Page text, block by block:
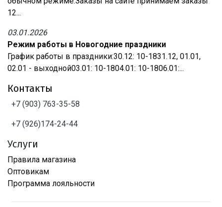
12...
03.01.2026
Режим работы в Новогодние праздники
График работы в праздники:30.12: 10-1831.12, 01.01,
02.01 - выходной03.01: 10-1804.01: 10-1806.01:...
Контакты
+7 (903) 763-35-58
+7 (926)174-24-44
Услуги
Правила магазина
Оптовикам
Программа лояльности